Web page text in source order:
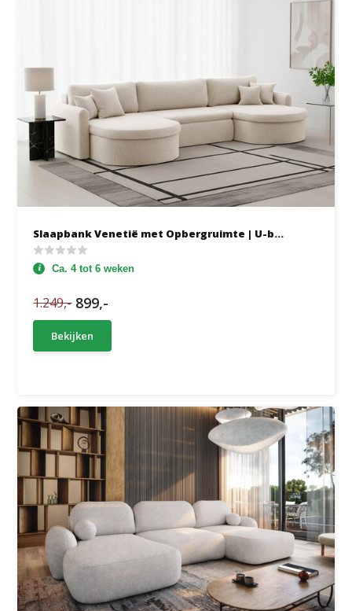
Slaapbank Venetië met Opbergruimte | U-b...
Ca. 4 tot 6 weken
1.249,- 899,-
Bekijken